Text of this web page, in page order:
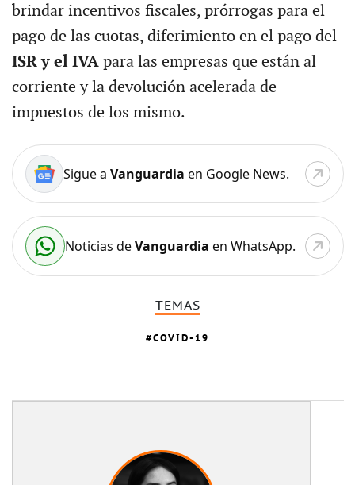
brindar incentivos fiscales, prórrogas para el
pago de las cuotas, diferimiento en el pago del
ISR y el IVApara las empresas que están al
corriente y la devolución acelerada de
impuestos de los mismo.
Sigue a Vanguardia en Google News.
Noticias deVanguardia en WhatsApp.
TEMAS
COVID-19